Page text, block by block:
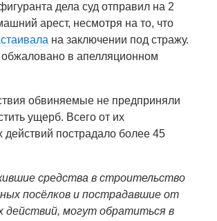
дела суд отправил на 2
арест, несмотря на то, что
на заключении под стражу.
в апелляционном
обвиняемые не предприняли
ущерб. Всего от их
действий пострадало более 45
средства в строительство
посёлков и пострадавшие от
действий, могут обратиться в